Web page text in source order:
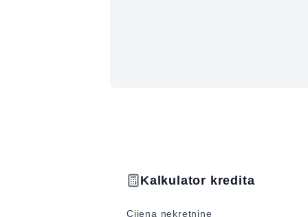
Kalkulator kredita
Cijena nekretnine